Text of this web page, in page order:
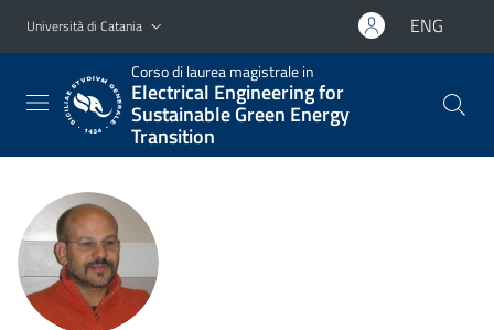
Vai al contenuto principale
Vai al menu di navigazione
Università di Catania ENG
Corso di laurea magistrale in
Electrical Engineering for
Sustainable Green Energy
Transition